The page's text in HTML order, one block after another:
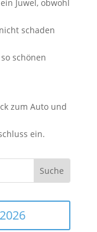
Juwel, obwohl
schaden
schönen
zum Auto und
ein.